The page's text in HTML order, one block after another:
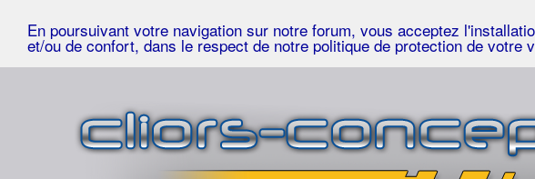
En poursuivant votre navigation sur notre forum, vous acceptez
et/ou de confort, dans le respect de notre politique de protection de votre